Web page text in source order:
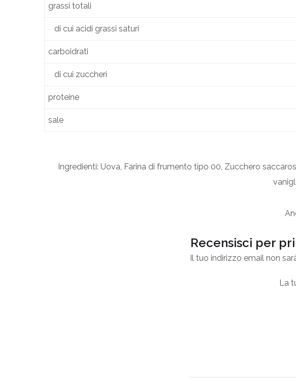
grassi totali
di cui acidi grassi saturi
carboidrati
di cui zuccheri
proteine
sale
Ingredienti: Uova, Farina di frumento tipo 00, Zucchero
Recensisci per
Il tuo indirizzo email non
La